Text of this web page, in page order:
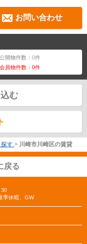
お問い合わせ
公開物件数：0件
会員物件数：0件
む
す > 川崎市川崎区の賃貸
戻る
30
季休暇、GW